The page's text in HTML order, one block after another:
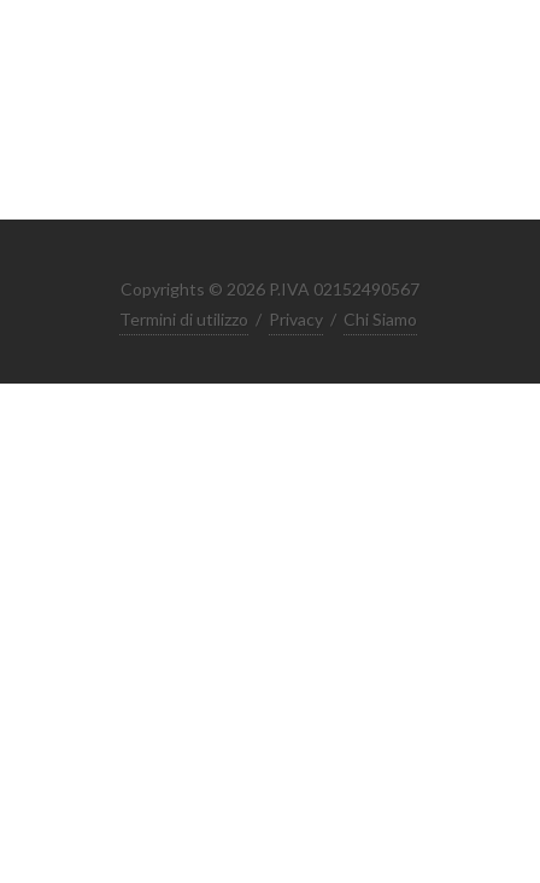
Copyrights © 2026 P.IVA 02152490567
Termini di utilizzo / Privacy / Chi Siamo